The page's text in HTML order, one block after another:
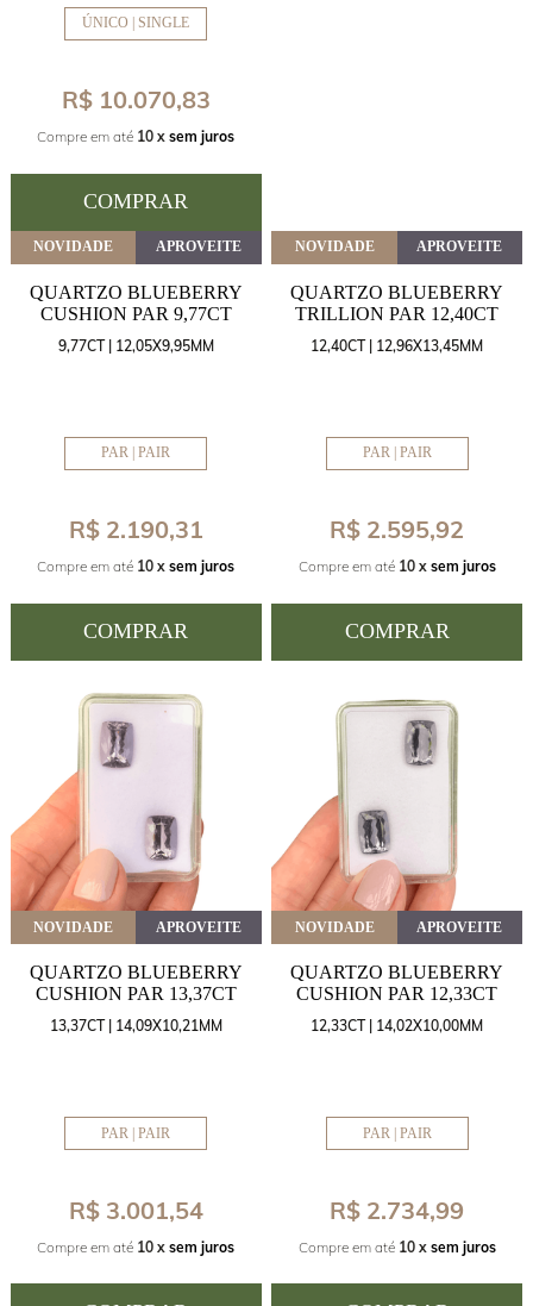
ÚNICO | SINGLE
R$ 10.070,83
Compre em até 10 x sem juros
COMPRAR
NOVIDADE APROVEITE
QUARTZO BLUEBERRY
CUSHION PAR 9,77CT
9,77CT | 12,05X9,95MM
PAR | PAIR
R$ 2.190,31
Compre em até 10 x sem juros
COMPRAR
NOVIDADE APROVEITE
QUARTZO BLUEBERRY
TRILLION PAR 12,40CT
12,40CT | 12,96X13,45MM
PAR | PAIR
R$ 2.595,92
Compre em até 10 x sem juros
COMPRAR
NOVIDADE APROVEITE
QUARTZO BLUEBERRY
CUSHION PAR 13,37CT
13,37CT | 14,09X10,21MM
PAR | PAIR
R$ 3.001,54
Compre em até 10 x sem juros
NOVIDADE APROVEITE
QUARTZO BLUEBERRY
CUSHION PAR 12,33CT
12,33CT | 14,02X10,00MM
PAR | PAIR
R$ 2.734,99
Compre em até 10 x sem juros